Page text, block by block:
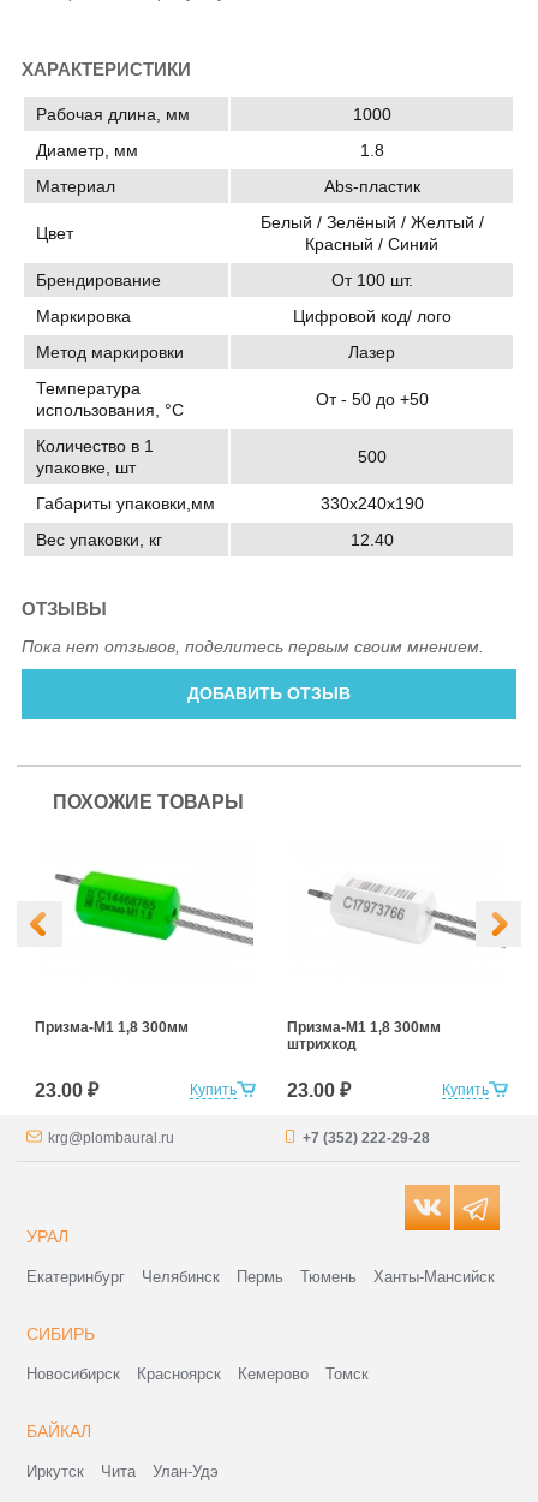
ХАРАКТЕРИСТИКИ
Рабочая длина, мм
1000
Диаметр, мм
1.8
Материал
Abs-пластик
Цвет
Белый / Зелёный / Желтый /
Красный / Синий
Брендирование
От 100 шт.
Маркировка
Цифровой код/ лого
Метод маркировки
Лазер
Температура
использования, °C
От - 50 до +50
Количество в 1
упаковке, шт
500
Габариты упаковки,мм
330х240х190
Вес упаковки, кг
12.40
ОТЗЫВЫ
Пока нет отзывов, поделитесь первым своим мнением.
ДОБАВИТЬ ОТЗЫВ
ПОХОЖИЕ ТОВАРЫ
Купить
Призма-М1 1,8 300мм
23.00 ₽ Купить
Призма-М1 1,8 300мм
штрихкод
23.00 ₽
krg@plombaural.ru +7 (352) 222-29-28
УРАЛ
Екатеринбург Челябинск Пермь Тюмень Ханты-Мансийск
СИБИРЬ
Новосибирск Красноярск Кемерово Томск
БАЙКАЛ
Иркутск Чита Улан-Удэ